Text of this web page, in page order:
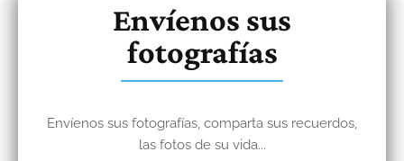
Envíenos sus
fotografías
Envíenos sus fotografías, comparta sus recuerdos,
las fotos de su vida...